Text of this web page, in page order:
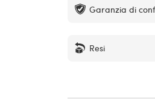
Garanzia di
Resi